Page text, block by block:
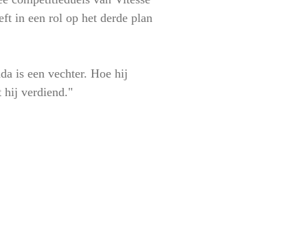
in een rol op het derde plan
is een vechter. Hoe hij
hij verdiend."